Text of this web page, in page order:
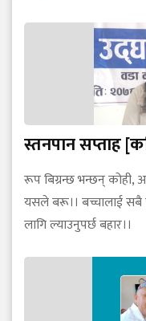
स्तनपान सप्ताह
रूप बिग्रन्छ भन्छन् कोही,
यसले बरू।। बच्चालाई सबै
लागि ल्याउनुपर्छ बहार।।